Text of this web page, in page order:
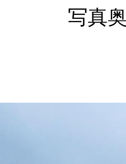
写真